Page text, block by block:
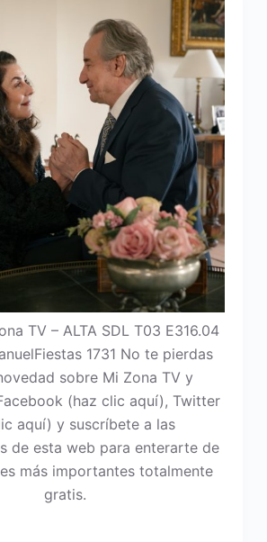
TV – ALTA SDL T03 E316.04
1731 No te pierdas
sobre Mi Zona TV y
(haz clic aquí), Twitter
aquí) y suscríbete a las
de esta web para enterarte de
más importantes totalmente
gratis.